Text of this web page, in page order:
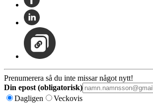
Prenumerera så du inte missar något nytt!
Din epost (obligatorisk)
Dagligen
Veckovis